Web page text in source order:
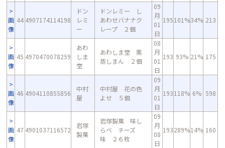
画
像
44 4907174114198
ドン
レミ
ー
ドンレミー し
あわせバナナク
レープ ２個
09
月
01
日
195101%34% 213
画
像
45 4970470078259
あわ
しま
堂
あわしま堂 栗
蒸しまん ２個
08
月
01
日
193 93% 21% 175
画
像
46 4904110855856
中村
屋
中村屋 花の色
よせ ５個
09
月
01
日
193118% 6% 598
画
像
47 4901037116572
岩塚
製菓
岩塚製菓 味し
らべ チーズ
味 ２６枚
09
月
08
日
193289%14% 160